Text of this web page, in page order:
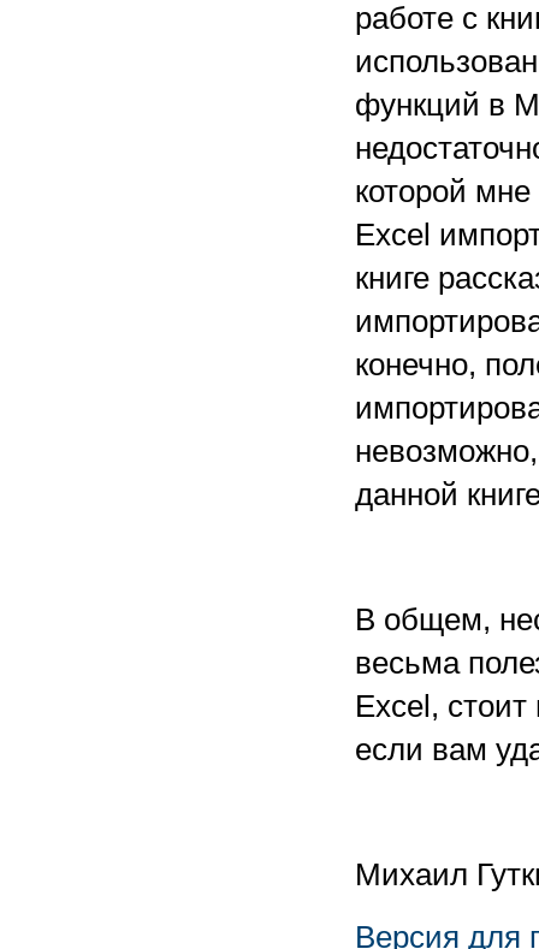
работе с
функций в
которой мне
Excel
книге
конечно,
данной
В общем,
весьма
Excel,
если вам
Михаил
Версия для